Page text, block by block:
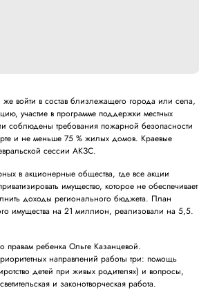
же войти в состав близлежащего города или села,
участие в программе поддержки местных
соблюдены требования пожарной безопасности
и не меньше 75 % жилых домов. Краевые
сессии АКЗС.
в акционерные общества, где все акции
имущество, которое не обеспечивает
доходы регионального бюджета. План
имущества на 21 миллион, реализовали на 5,5.
правам ребенка Ольге Казанцевой.
направлений работы три: помощь
детей при живых родителях) и вопросы,
и законотворческая работа.